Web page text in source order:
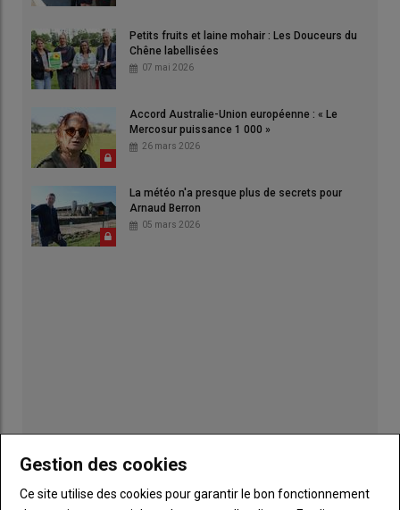
Petits fruits et laine mohair : Les Douceurs du
Chêne labellisées
07 mai 2026
Accord Australie-Union européenne : « Le
Mercosur puissance 1 000 »
26 mars 2026
La météo n'a presque plus de secrets pour
Arnaud Berron
05 mars 2026
Publicité
Gestion des cookies
Ce site utilise des cookies pour garantir le bon fonctionnement